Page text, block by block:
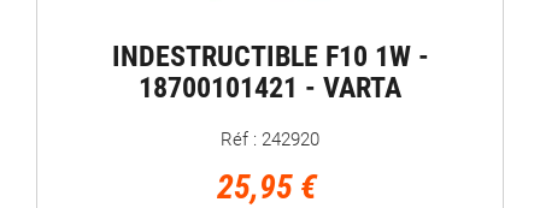
INDESTRUCTIBLE F10 1W -
18700101421 - VARTA
Réf : 242920
25,95 €